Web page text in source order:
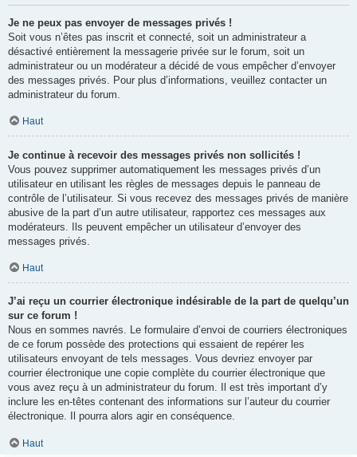
Je ne peux pas envoyer de messages privés !
Soit vous n’êtes pas inscrit et connecté, soit un administrateur a
désactivé entièrement la messagerie privée sur le forum, soit un
administrateur ou un modérateur a décidé de vous empêcher d’envoyer
des messages privés. Pour plus d’informations, veuillez contacter un
administrateur du forum.
Haut
Je continue à recevoir des messages privés non sollicités !
Vous pouvez supprimer automatiquement les messages privés d’un
utilisateur en utilisant les règles de messages depuis le panneau de
contrôle de l’utilisateur. Si vous recevez des messages privés de manière
abusive de la part d’un autre utilisateur, rapportez ces messages aux
modérateurs. Ils peuvent empêcher un utilisateur d’envoyer des
messages privés.
Haut
J’ai reçu un courrier électronique indésirable de la part de quelqu’un
sur ce forum !
Nous en sommes navrés. Le formulaire d’envoi de courriers électroniques
de ce forum possède des protections qui essaient de repérer les
utilisateurs envoyant de tels messages. Vous devriez envoyer par
courrier électronique une copie complète du courrier électronique que
vous avez reçu à un administrateur du forum. Il est très important d’y
inclure les en-têtes contenant des informations sur l’auteur du courrier
électronique. Il pourra alors agir en conséquence.
Haut